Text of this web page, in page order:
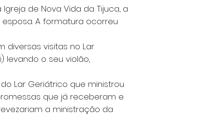
de Nova Vida da Tijuca, a
A formatura ocorreu
diversas visitas no Lar
levando o seu violão,
Lar Geriátrico que ministrou
que já receberam e
a ministração da